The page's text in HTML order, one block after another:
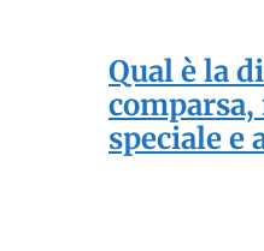
Qual è la
speciale e